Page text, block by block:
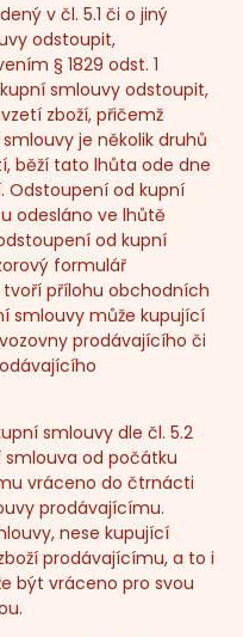
v čl. 5.1 či o jiný
odstoupit,
§ 1829 odst. 1
smlouvy odstoupit,
zboží, přičemž
je několik druhů
běží tato lhůta ode dne
Odstoupení od kupní
odesláno ve lhůtě
od kupní
formulář
přílohu obchodních
smlouvy může kupující
prodávajícího či
smlouvy dle čl. 5.2
od počátku
vráceno do čtrnácti
prodávajícímu.
nese kupující
prodávajícímu, a to i
být vráceno pro svou